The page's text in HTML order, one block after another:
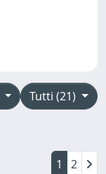
Tutti (21)
1 2